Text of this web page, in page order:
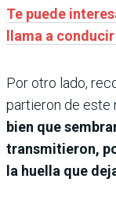
Te puede
llama a
Por otro lado,
partieron de este
bien que
transmitieron,
la huella que